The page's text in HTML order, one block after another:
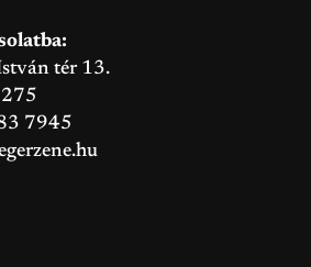
tér 13.
7945